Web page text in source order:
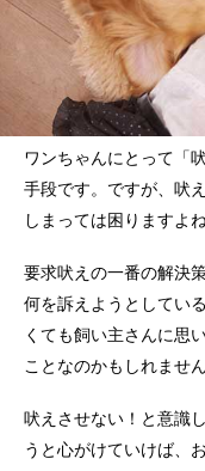
ワンちゃんにとって「
手段です。ですが、吠
しまっては困りますよね
要求吠えの一番の解決
何を訴えようとしてい
くても飼い主さんに思
ことなのかもしれません
吠えさせない！と意識
うと心がけていけば、